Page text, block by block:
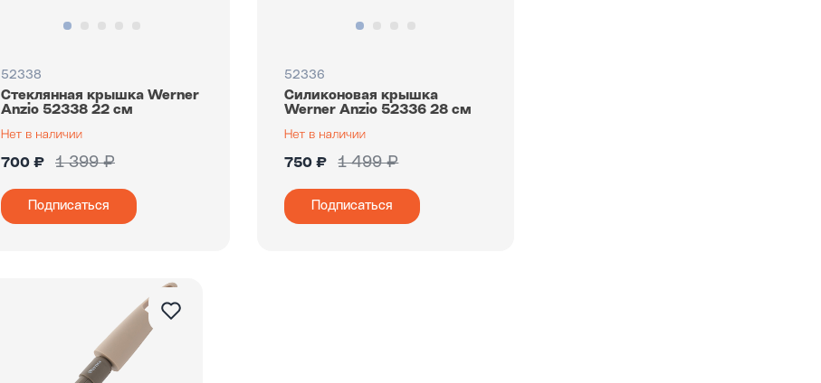
52338
Стеклянная крышка Werner
Anzio 52338 22 см
700 ₽ 1 399 ₽
Подписаться
52336
Силиконовая крышка
Werner Anzio 52336 28 см
750 ₽ 1 499 ₽
Подписаться